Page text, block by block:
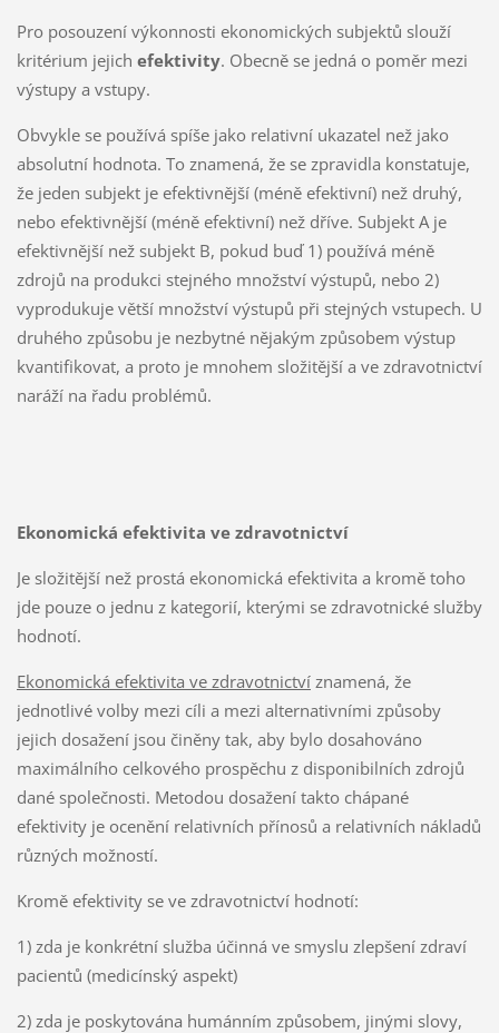
Pro posouzení výkonnosti ekonomických subjektů slouží
kritérium jejich efektivity. Obecně se jedná o poměr mezi
výstupy a vstupy.
Obvykle se používá spíše jako relativní ukazatel než jako
absolutní hodnota. To znamená, že se zpravidla konstatuje,
že jeden subjekt je efektivnější (méně efektivní) než druhý,
nebo efektivnější (méně efektivní) než dříve. Subjekt A je
efektivnější než subjekt B, pokud buď 1) používá méně
zdrojů na produkci stejného množství výstupů, nebo 2)
vyprodukuje větší množství výstupů při stejných vstupech. U
druhého způsobu je nezbytné nějakým způsobem výstup
kvantifikovat, a proto je mnohem složitější a ve zdravotnictví
naráží na řadu problémů.
Ekonomická efektivita ve zdravotnictví
Je složitější než prostá ekonomická efektivita a kromě toho
jde pouze o jednu z kategorií, kterými se zdravotnické služby
hodnotí.
Ekonomická efektivita ve zdravotnictvíznamená, že
jednotlivé volby mezi cíli a mezi alternativními způsoby
jejich dosažení jsou činěny tak, aby bylo dosahováno
maximálního celkového prospěchu z disponibilních zdrojů
dané společnosti. Metodou dosažení takto chápané
efektivity je ocenění relativních přínosů a relativních nákladů
různých možností.
Kromě efektivity se ve zdravotnictví hodnotí:
1) zda je konkrétní služba účinná ve smyslu zlepšení zdraví
pacientů (medicínský aspekt)
2) zda je poskytována humánním způsobem, jinými slovy,